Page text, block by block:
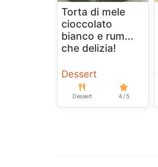
Torta di mele
cioccolato
bianco e rum...
che delizia!
Dessert
Dessert 4 / 5